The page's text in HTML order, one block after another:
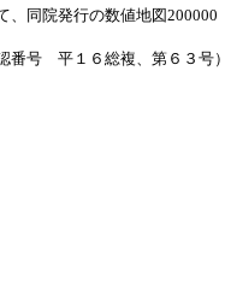
、同院発行の数値地図
番号 平１６総複、第６３号